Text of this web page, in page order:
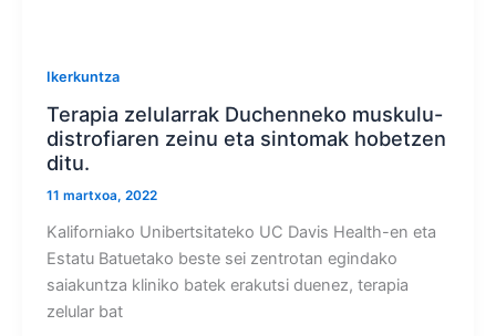
Ikerkuntza
Terapia zelularrak Duchenneko muskulu-
distrofiaren zeinu eta sintomak hobetzen
ditu.
11 martxoa, 2022
Kaliforniako Unibertsitateko UC Davis Health-en eta
Estatu Batuetako beste sei zentrotan egindako
saiakuntza kliniko batek erakutsi duenez, terapia
zelular bat